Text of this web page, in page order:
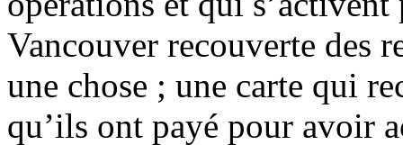
Vancouver recouverte des
une chose ; une carte qui
qu’ils ont payé pour avoir